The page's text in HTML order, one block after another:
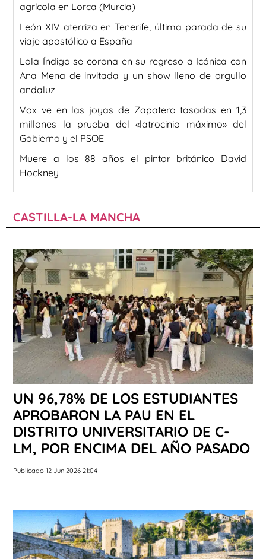
agrícola en Lorca (Murcia)
León XIV aterriza en Tenerife, última parada de su
viaje apostólico a España
Lola Índigo se corona en su regreso a Icónica con
Ana Mena de invitada y un show lleno de orgullo
andaluz
Vox ve en las joyas de Zapatero tasadas en 1,3
millones la prueba del «latrocinio máximo» del
Gobierno y el PSOE
Muere a los 88 años el pintor británico David
Hockney
CASTILLA-LA MANCHA
UN 96,78% DE LOS ESTUDIANTES
APROBARON LA PAU EN EL
DISTRITO UNIVERSITARIO DE C-
LM, POR ENCIMA DEL AÑO PASADO
Publicado 12 Jun 2026 21:04